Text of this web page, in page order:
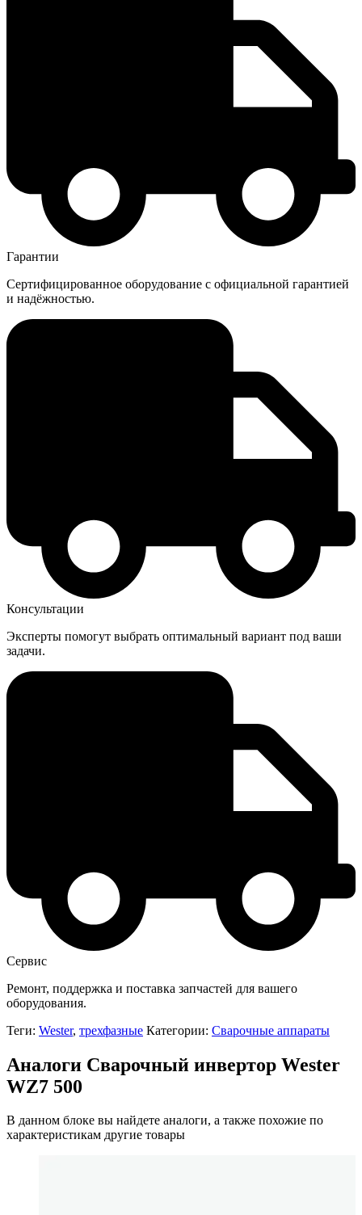
Гарантии
Сертифицированное оборудование с официальной гарантией
и надёжностью.
Консультации
Эксперты помогут выбрать оптимальный вариант под ваши
задачи.
Сервис
Ремонт, поддержка и поставка запчастей для вашего
оборудования.
Теги: Wester, трехфазные Категории: Сварочные аппараты
Аналоги Сварочный инвертор Wester
WZ7 500
В данном блоке вы найдете аналоги, а также похожие по
характеристикам другие товары